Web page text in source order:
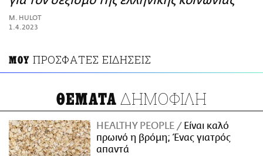
ΑΜΠΑ
PRINT
M. HULOT
1.4.2023
ΜΟΥ ΠΡΟΣΦΑΤΕΣ ΕΙΔΗΣΕΙΣ
ΘΕΜΑΤΑ ΔΗΜΟΦΙΛΗ
HEALTHY PEOPLE
Είναι καλό
πρωινό η βρόμη; Ένας γιατρός
απαντά